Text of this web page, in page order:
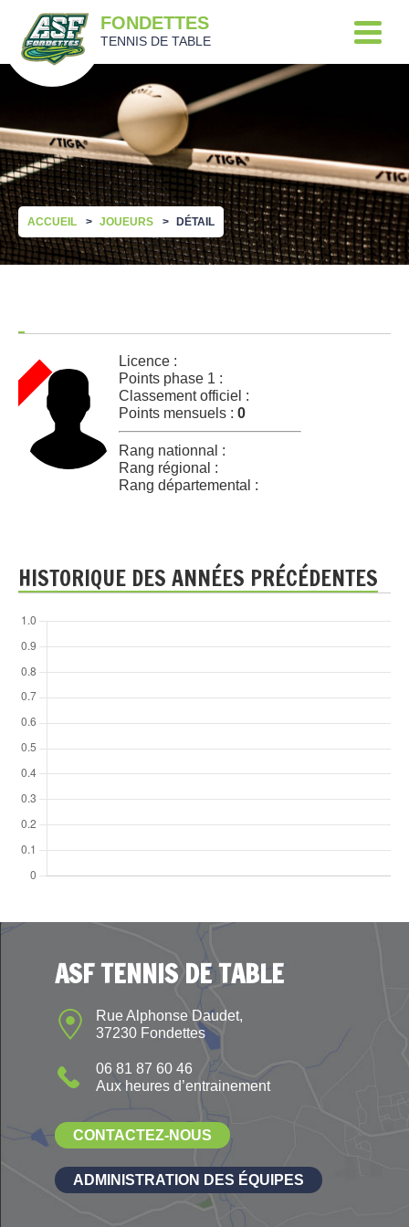
FONDETTES
TENNIS DE TABLE
ACCUEIL JOUEURS DÉTAIL
Licence :
Points phase 1 :
Classement officiel :
Points mensuels : 0
Rang nationnal :
Rang régional :
Rang départemental :
HISTORIQUE DES ANNÉES PRÉCÉDENTES
ASF TENNIS DE TABLE
Rue Alphonse Daudet,
37230 Fondettes
06 81 87 60 46
Aux heures d’entrainement
CONTACTEZ-NOUS
ADMINISTRATION DES ÉQUIPES